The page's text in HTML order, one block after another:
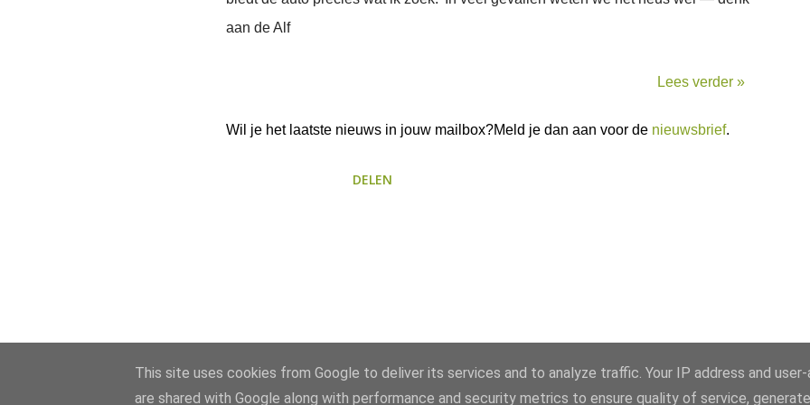
aan de Alf
Lees verder »
Wil je het laatste nieuws in jouw mailbox?Meld je dan aan voor de nieuwsbrief.
DELEN
This site uses cookies from Google to deliver its services and to analyze traffic. Your IP address and
are shared with Google along with performance and security metrics to ensure quality of service,